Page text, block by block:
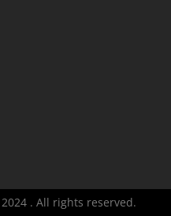
. All rights reserved.